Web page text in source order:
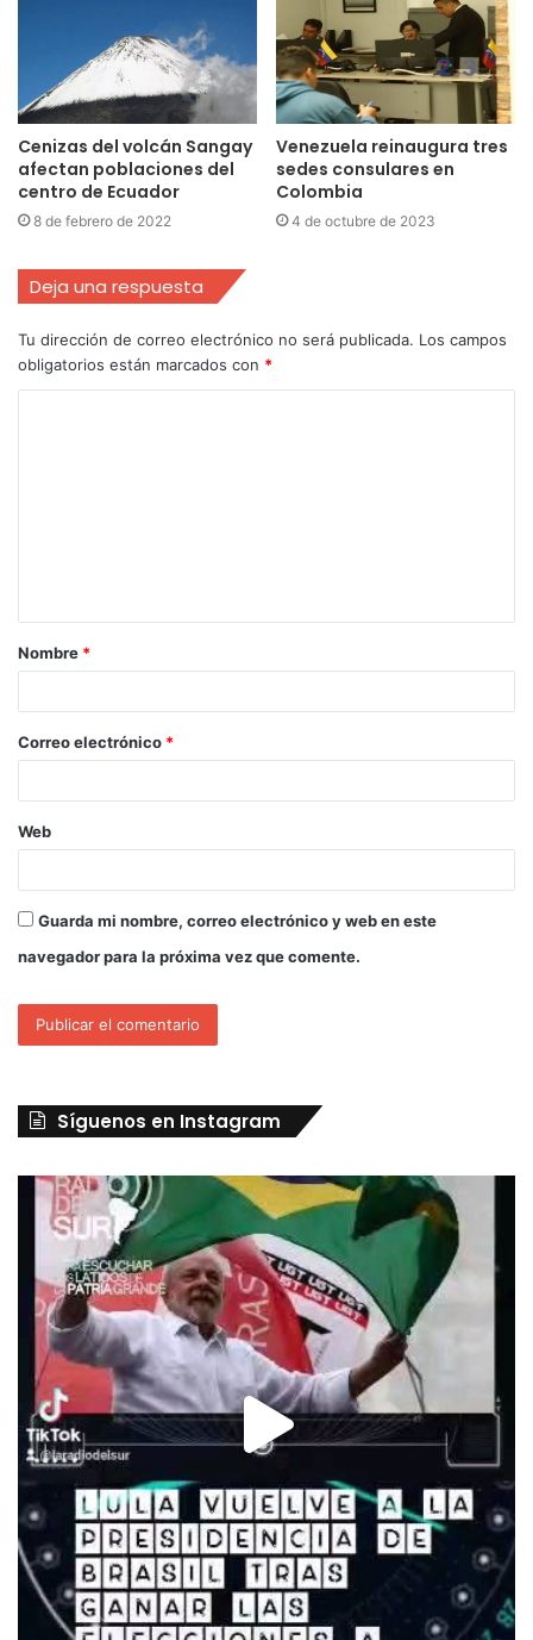
Cenizas del volcán Sangay
afectan poblaciones del
centro de Ecuador
8 de febrero de 2022
Venezuela reinaugura tres
sedes consulares en
Colombia
4 de octubre de 2023
Deja una respuesta
Tu dirección de correo electrónico no será publicada. Los campos
obligatorios están marcados con *
Nombre *
Correo electrónico *
Web
Guarda mi nombre, correo electrónico y web en este
navegador para la próxima vez que comente.
Síguenos en Instagram